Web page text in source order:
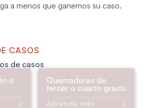
a menos que ganemos su caso.
CASOS
de casos
o
Quemaduras de
tercer o cuarto grado
Aprenda más